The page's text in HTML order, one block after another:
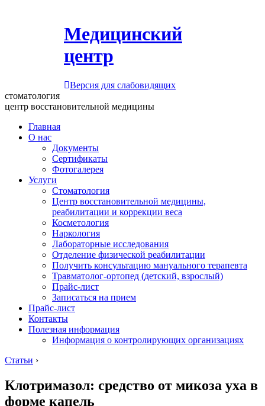
Медицинский
центр
Версия для слабовидящих
стоматология
центр восстановительной медицины
Главная
О нас
Документы
Сертификаты
Фотогалерея
Услуги
Стоматология
Центр восстановительной медицины,
реабилитации и коррекции веса
Косметология
Наркология
Лабораторные исследования
Отделение физической реабилитации
Получить консультацию мануального терапевта
Травматолог-ортопед (детский, взрослый)
Прайс-лист
Записаться на прием
Прайс-лист
Контакты
Полезная информация
Информация о контролирующих организациях
Статьи ›
Клотримазол: средство от микоза уха в
форме капель